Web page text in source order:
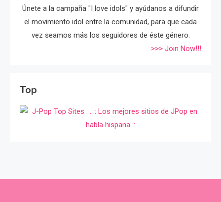
Únete a la campaña "I love idols" y ayúdanos a difundir
el movimiento idol entre la comunidad, para que cada
vez seamos más los seguidores de éste género.
>>> Join Now!!!
Top